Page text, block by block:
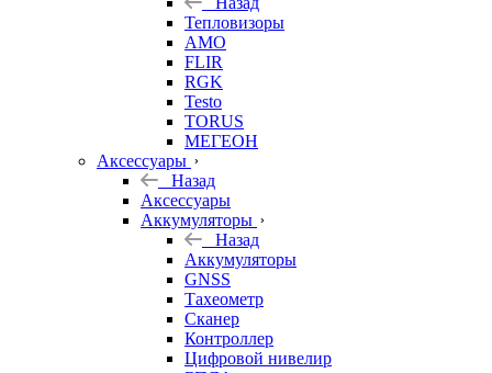
Тепловизоры
AMO
FLIR
RGK
Testo
TORUS
МЕГЕОН
Аксессуары
Назад
Аксессуары
Аккумуляторы
Назад
Аккумуляторы
GNSS
Тахеометр
Сканер
Контроллер
Цифровой нивелир